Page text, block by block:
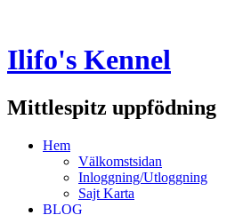
Ilifo's Kennel
Mittlespitz uppfödning
Hem
Välkomstsidan
Inloggning/Utloggning
Sajt Karta
BLOG